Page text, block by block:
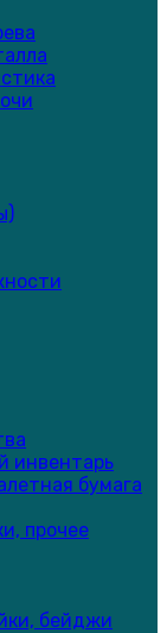
инвентарь
бумага
прочее
бейджи